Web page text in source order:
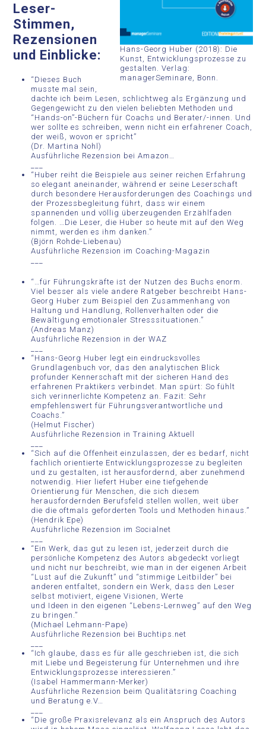
Hans-Georg Huber (2018): Die
Kunst, Entwicklungsprozesse zu
gestalten. Verlag:
managerSeminare, Bonn.
Leser-
Stimmen,
Rezensionen
und Einblicke:
“Dieses Buch
musste mal sein,
dachte ich beim Lesen, schlichtweg als Ergänzung und
Gegengewicht zu den vielen beliebten Methoden und
“Hands-on”-Büchern für Coachs und Berater/-innen. Und
wer sollte es schreiben, wenn nicht ein erfahrener Coach,
der weiß, wovon er spricht”
(Dr. Martina Nohl)
Ausführliche Rezension bei Amazon…
“Huber reiht die Beispiele aus seiner reichen Erfahrung
so elegant aneinander, während er seine Leserschaft
durch besondere Herausforderungen des Coachings und
der Prozessbegleitung führt, dass wir einem
spannenden und völlig überzeugenden Erzählfaden
folgen. …Die Leser, die Huber so heute mit auf den Weg
nimmt, werden es ihm danken.”
(Björn Rohde-Liebenau)
Ausführliche Rezension im Coaching-Magazin
“…für Führungskräfte ist der Nutzen des Buchs enorm.
Viel besser als viele andere Ratgeber beschreibt Hans-
Georg Huber zum Beispiel den Zusammenhang von
Haltung und Handlung, Rollenverhalten oder die
Bewältigung emotionaler Stresssituationen.”
(Andreas Manz)
Ausführliche Rezension in der WAZ
“Hans-Georg Huber legt ein eindrucksvolles
Grundlagenbuch vor, das den analytischen Blick
profunder Kennerschaft mit der sicheren Hand des
erfahrenen Praktikers verbindet. Man spürt: So fühlt
sich verinnerlichte Kompetenz an. Fazit: Sehr
empfehlenswert für Führungs­verantwortliche und
Coachs.”
(Helmut Fischer)
Ausführliche Rezension in Training Aktuell
“Sich auf die Offenheit einzulassen, der es bedarf, nicht
fachlich orientierte Entwicklungsprozesse zu begleiten
und zu gestalten, ist herausfordernd, aber zunehmend
notwendig. Hier liefert Huber eine tiefgehende
Orientierung für Menschen, die sich diesem
herausfordernden Berufsfeld stellen wollen, weit über
die die oftmals geforderten Tools und Methoden hinaus.”
(Hendrik Epe)
Ausführliche Rezension im Socialnet
“Ein Werk, das gut zu lesen ist, jederzeit durch die
persönliche Kompetenz des Autors abgedeckt vorliegt
und nicht nur beschreibt, wie man in der eigenen Arbeit
“Lust auf die Zukunft” und “stimmige Leitbilder” bei
anderen entfaltet, sondern ein Werk, dass den Leser
selbst motiviert, eigene Visionen, Werte
und Ideen in den eigenen “Lebens-Lernweg” auf den Weg
zu bringen.”
(Michael Lehmann-Pape)
Ausführliche Rezension bei Buchtips.net
“Ich glaube, dass es für alle geschrieben ist, die sich
mit Liebe und Begeisterung für Unternehmen und ihre
Entwicklungsprozesse interessieren.”
(Isabel Hammermann-Merker)
Ausführliche Rezension beim Qualitätsring Coaching
und Beratung e.V…
“Die große Praxisrelevanz als ein Anspruch des Autors